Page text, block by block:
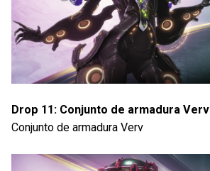
Drop 11: Conjunto de armadura Verv
Conjunto de armadura Verv